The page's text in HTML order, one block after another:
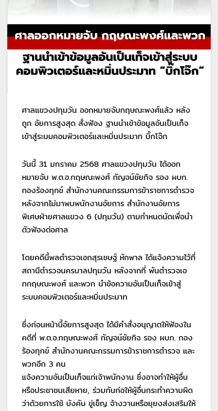
ศาลแขวงปทุมวัน ออกหมายจับกฤษณะพงศ์แล้ว หลัง
ถูก อัยการสูงสุด สั่งฟ้อง ฐานนำเข้าข้อมูลอันเป็นเท็จ
เข้าสู่ระบบคอมพิวเตอร์และหมิ่นประมาท บิ๊กโจ๊ก
วันนี้ 31 มกราคม 2568 ศาลแขวงปทุมวัน ได้ออก
หมายจับ พ.ต.อ.กฤษณะพงศ์ กัญจน์ชัยกิจ รอง ผบก.
กองร้องทุกข์ สำนักงานคณะกรรมการข้าราชการตำรวจ
หลังจากไม่มาพบพนักงานอัยการ สำนักงานอัยการ
พิเศษฝ่ายศาลแขวง 6 (ปทุมวัน) ตามกำหนดนัดเพื่อนำ
ตัวฟ้องต่อศาล
โดยคดีนี้พลตำรวจเอกสุรเชษฐ์ หักพาล ได้แจ้งความไว้ที่
สถานีตำรวจนครบาลปทุมวัน หลังจากที่ พันตำรวจเอ
กกฤษณะพงศ์ และพวก นำข้อความอันเป็นเท็จเข้าสู่
ระบบคอมพิวเตอร์และหมิ่นประมาท
ซึ่งก่อนหน้านี้อัยการสูงสุด ได้มีคำสั่งอนุญาตให้ฟ้องใน
คดีที่ พ.ต.อ.กฤษณะพงศ์ กัญจน์ชัยกิจ รอง ผบก. กอง
ร้องทุกข์ สำนักงานคณะกรรมการข้าราชการตำรวจ และ
พวกอีก 3 คน
แจ้งความอันเป็นเท็จแก่เจ้าพนักงาน ซึ่งอาจทำให้ผู้อื่น
หรือประชาชนเสียหาย, ร่วมกันก่อให้ผู้อื่นกระทำความผิด
ว่าด้วยการใช้ บังคับ ขู่เข็ญ จ้างวานหรือยุยงส่งเสริมให้